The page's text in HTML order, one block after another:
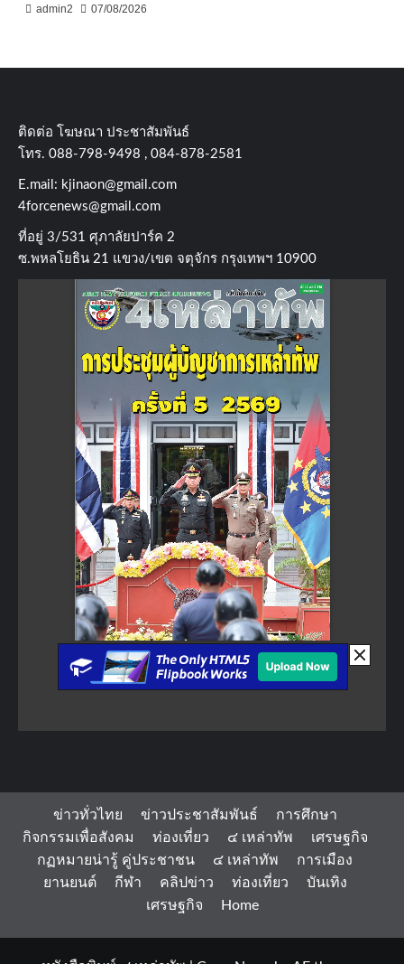
admin2 07/08/2026
ติดต่อ​ โฆษณา​ ประชาสัมพันธ์
โทร​. 088-798-9498 , 084-878-2581
E.mail: kjinaon@gmail.com
4forcenews@gmail.com
ที่อยู่​ 3/531​ ศุภาลัยปาร์ค​ 2
ซ.พหลโยธิน​ 21​ แขวง/เขต​ จตุจักร​ กรุงเทพฯ 10900
ข่าวทั่วไทย ข่าวประชาสัมพันธ์
การศึกษา
กิจกรรมเพื่อสังคม
ท่องเที่ยว ๔ เหล่าทัพ
เศรษฐกิจ
กฏหมายน่ารู้ คู่ประชาชน
๔ เหล่าทัพ
การเมือง
ยานยนต์
กีฬา คลิปข่าว ท่องเที่ยว
บันเทิง
เศรษฐกิจ
Home